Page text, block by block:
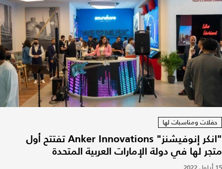
حفلات ومناسبات لها
"انكر إنوفيشنز" Anker Innovations تفتتح أول
متجر لها في دولة الإمارات العربية المتحدة